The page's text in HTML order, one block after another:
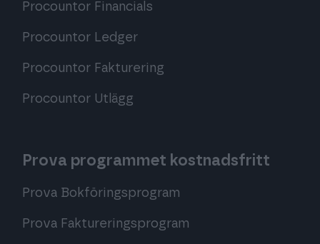
Procountor Financials
Procountor Ledger
Procountor Fakturering
Procountor Utlägg
Prova programmet kostnadsfritt
Prova Bokföringsprogram
Prova Faktureringsprogram